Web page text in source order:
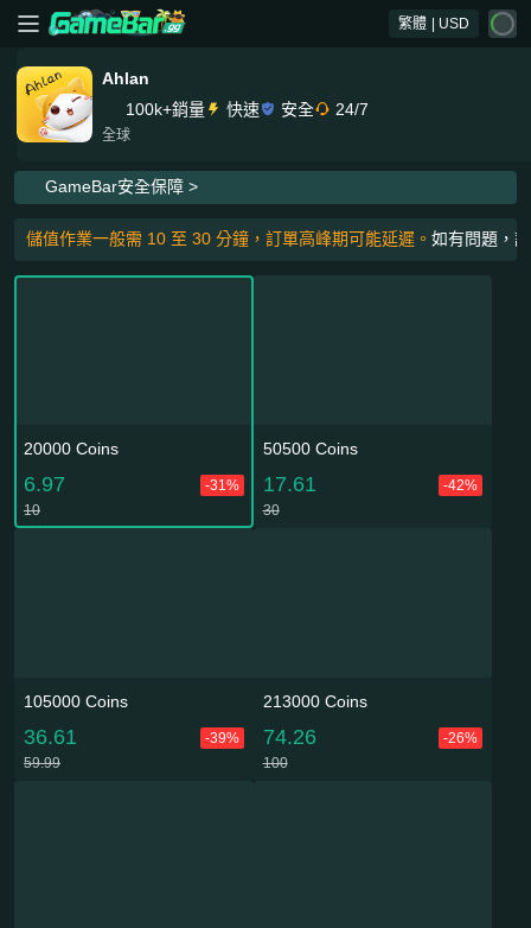
繁體 | USD
Ahlan
100k+銷量
快速 安全 24/7
全球
GameBar安全保障 >
儲值作業一般需 10 至 30 分鐘，訂單高峰期可能延遲。 如有問題，
20000 Coins
6.97
-31%
10
50500 Coins
17.61
-42%
30
105000 Coins
36.61
-39%
59.99
213000 Coins
74.26
-26%
100